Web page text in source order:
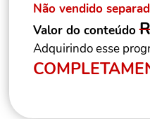
Não vendido
Valor do conteúdo
Adquirindo esse